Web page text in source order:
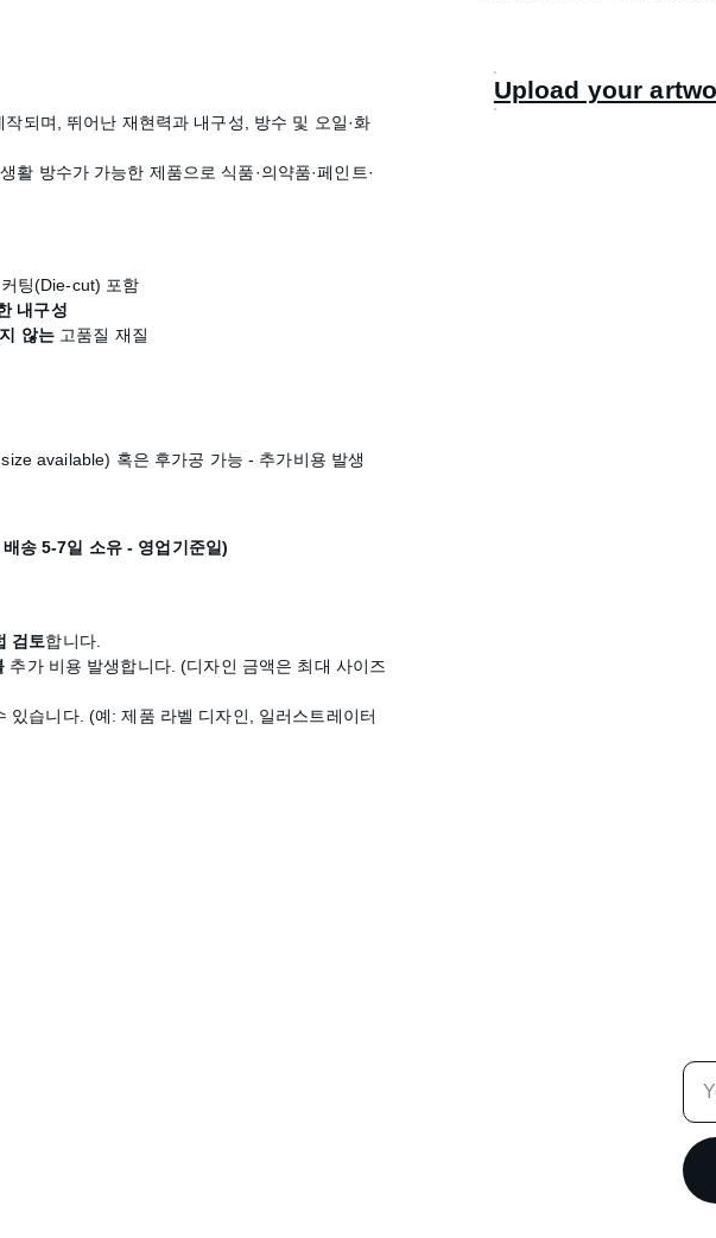
되며, 뛰어난 재현력과 내구성, 방수 및 오일·화
활 방수가 가능한 제품으로 식품·의약품·페인트·
팅(Die-cut) 포함
내구성
않는고품질 재질
available) 혹은 후가공 가능 - 추가비용 발생
송 5-7일 소유 - 영업기준일)
검토합니다.
추가 비용 발생합니다. (디자인 금액은 최대 사이즈
있습니다. (예: 제품 라벨 디자인, 일러스트레이터
Upload your